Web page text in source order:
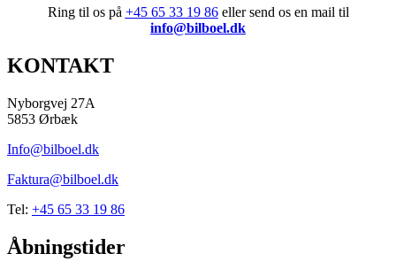
Transmission
Tank
72
5,0
Topfart
242 km/h
Vægt
Ring til os på +45 65 33 19 86eller send os en mail til
info@bilboel.dk
KONTAKT
Nyborgvej 27A
5853 Ørbæk
Info@bilboel.dk
Faktura@bilboel.dk
Tel: +45 65 33 19 86
Åbningstider